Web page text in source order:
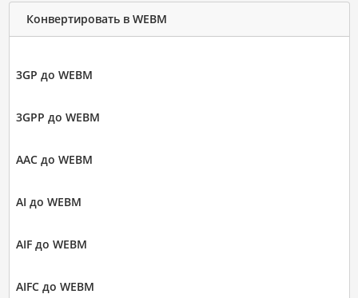
Конвертировать в WEBM
3GP до WEBM
3GPP до WEBM
AAC до WEBM
AI до WEBM
AIF до WEBM
AIFC до WEBM